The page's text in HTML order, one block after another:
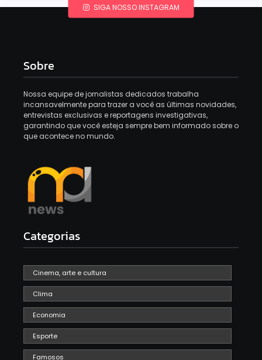
SIGA NOSSO INSTAGRAM
Sobre
Nossa equipe de jornalistas dedicados trabalha
incansavelmente para trazer a você as últimas novidades,
entrevistas exclusivas e reportagens investigativas,
garantindo que você esteja sempre bem informado sobre o
que acontece no mundo.
Categorias
Cinema, arte e cultura
Clima
Economia
Esporte
Famosos